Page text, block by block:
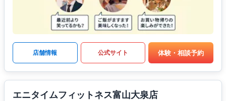
店舗情報 公式サイト 体験・相談予約
エニタイムフィットネス富山大泉店